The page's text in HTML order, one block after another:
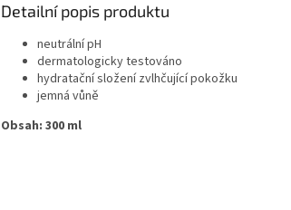
Detailní popis produktu
neutrální pH
dermatologicky testováno
hydratační složení zvlhčující pokožku
jemná vůně
Obsah: 300 ml